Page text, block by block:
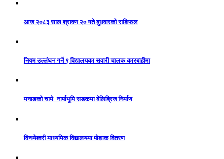
आज २०८३ साल श्रावण २० गते बुधवारको राशिफल
नियम उल्लंघन गर्ने ९ विद्यालयका सवारी चालक कारबाहीमा
मनाङको चामे–नार्पाभूमि सडकमा बेलिब्रिज निर्माण
विन्ध्येश्वरी माध्यमिक विद्यालयमा पोशाक वितरण